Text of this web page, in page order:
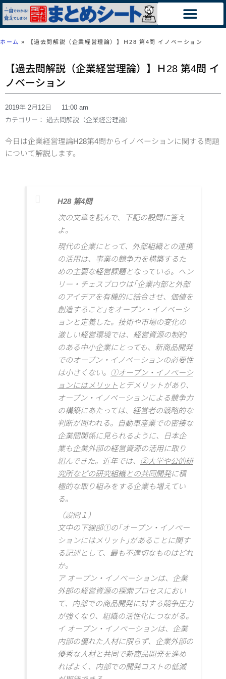
ホーム » 【過去問解説（企業経営理論）】Ｈ28 第4問 イノベーション
【過去問解説（企業経営理論）】Ｈ28 第4問 イ
ノベーション
2019年 2月12日
11:00 am
カテゴリー： 過去問解説（企業経営理論）
今日は企業経営理論H28第4問からイノベーションに関する問題
について解説します。
H28 第4問
次の文章を読んで、下記の設問に答え
よ。
現代の企業にとって、外部組織との連携
の活用は、事業の競争力を構築するた
めの主要な経営課題となっている。ヘン
リー・チェスブロウは｢企業内部と外部
のアイデアを有機的に結合させ、価値を
創造すること｣をオープン・イノベーシ
ョンと定義した。技術や市場の変化の
激しい経営環境では、経営資源の制約
のある中小企業にとっても、新商品開発
でのオープン・イノベーションの必要性
は小さくない。 ①オープン・イノベーシ
ョンにはメリット とデメリットがあり、
オープン・イノベーションによる競争力
の構築にあたっては、経営者の戦略的な
判断が問われる。自動車産業での密接な
企業間関係に見られるように、日本企
業も企業外部の経営資源の活用に取り
組んできた。近年では、 ②大学や公的研
究所などの研究組織との共同開発に積
極的な取り組みをする企業も増えてい
る。
（設問１）
文中の下線部①の｢オープン・イノベー
ションにはメリット｣があることに関す
る記述として、最も不適切なものはどれ
か。
ア オープン・イノベーションは、企業
外部の経営資源の探索プロセスにおい
て、内部での商品開発に対する競争圧力
が強くなり、組織の活性化につながる。
イ オープン・イノベーションは、企業
内部の優れた人材に限らず、企業外部の
優秀な人材と共同で新商品開発を進め
ればよく、内部での開発コストの低減